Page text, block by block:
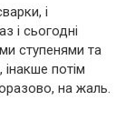
і
і сьогодні
ступенями та
потім
на жаль.